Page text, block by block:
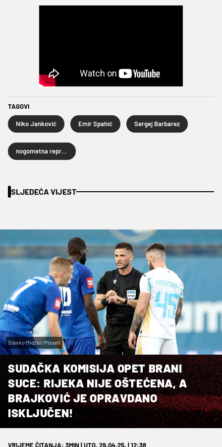
TAGOVI
Niko Janković Emir Spahić Sergej Barbarez
SLJEDEĆA VIJEST
Slavko Midžor/Pixsell
SUDAČKA KOMISIJA OPET BRANI
SUCE: RIJEKA NIJE OŠTEĆENA, A
BRAJKOVIĆ JE OPRAVDANO
ISKLJUČEN!
VRIJEME ČITANJA: 3MIN | UTO. 29.04.25. | 12:38